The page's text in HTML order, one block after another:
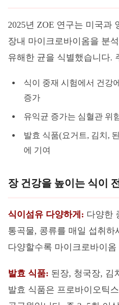
2025년 ZOE 연구는 미국과
장내 마이크로바이옴을 분
유해한 균을 식별했습니다.
식이 중재 시험에서 건강
증가
유익균 증가는 심혈관 위
발효 식품(요거트, 김치,
에 기여
장 건강을 높이는 식이
식이섬유 다양하게: 다양한
통곡물, 콩류를 매일 섭취하
다양할수록 마이크로바이
발효 식품: 된장, 청국장, 김
발효 식품은 프로바이오틱